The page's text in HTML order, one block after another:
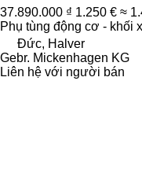
37.890.000 ₫ 1.250 € ≈
Phụ tùng động cơ - khối
Đức, Halver
Gebr. Mickenhagen KG
Liên hệ với người bán